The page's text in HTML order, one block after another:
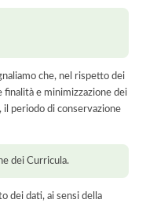
che, nel rispetto dei
finalità e minimizzazione dei
il periodo di conservazione
dei Curricula.
dei dati, ai sensi della